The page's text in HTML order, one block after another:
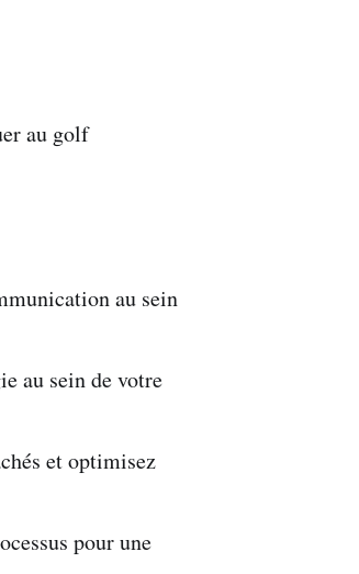
au golf
au sein
au sein de votre
et optimisez
pour une